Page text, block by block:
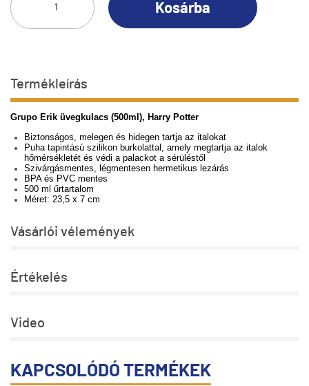
Kosárba
Termékleírás
Grupo Erik üvegkulacs (500ml), Harry Potter
Biztonságos, melegen és hidegen tartja az italokat
Puha tapintású szilikon burkolattal, amely megtartja az italok
hőmérsékletét és védi a palackot a sérüléstől
Szivárgásmentes, légmentesen hermetikus lezárás
BPA és PVC mentes
500 ml űrtartalom
Méret: 23,5 x 7 cm
Vásárlói vélemények
Értékelés
Video
KAPCSOLÓDÓ TERMÉKEK